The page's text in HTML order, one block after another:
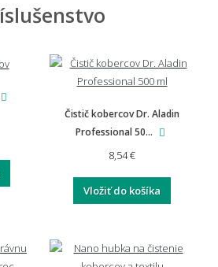
rohož vyrobiť na mieru?
Čistič kobercov Dr. Aladin
Professional 50...
8,54 €
Vložiť do košíka